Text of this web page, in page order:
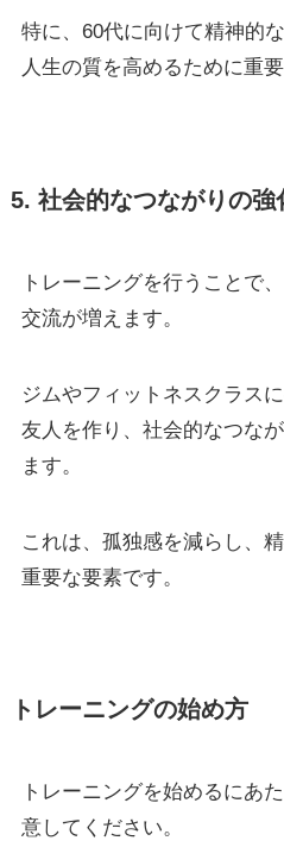
特に、60代に向けて精神的
人生の質を高めるために重要
5. 社会的なつながりの強
トレーニングを行うことで
交流が増えます。
ジムやフィットネスクラス
友人を作り、社会的なつな
ます。
これは、孤独感を減らし、
重要な要素です。
トレーニングの始め方
トレーニングを始めるにあ
意してください。